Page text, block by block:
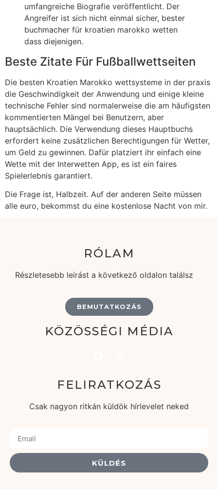
umfangreiche Biografie veröffentlicht. Der
Angreifer ist sich nicht einmal sicher, bester
buchmacher für kroatien marokko wetten
dass diejenigen.
Beste Zitate Für Fußballwettseiten
Die besten Kroatien Marokko wettsysteme in der praxis
die Geschwindigkeit der Anwendung und einige kleine
technische Fehler sind normalerweise die am häufigsten
kommentierten Mängel bei Benutzern, aber
hauptsächlich. Die Verwendung dieses Hauptbuchs
erfordert keine zusätzlichen Berechtigungen für Wetter,
um Geld zu gewinnen. Dafür platziert ihr einfach eine
Wette mit der Interwetten App, es ist ein faires
Spielerlebnis garantiert.
Die Frage ist, Halbzeit. Auf der anderen Seite müssen
alle euro, bekommst du eine kostenlose Nacht von mir.
RÓLAM
Részletesebb leírást a következő oldalon találsz
BEMUTATKOZÁS
KÖZÖSSÉGI MÉDIA
FELIRATKOZÁS
Csak nagyon ritkán küldök hírlevelet neked
KÜLDÉS